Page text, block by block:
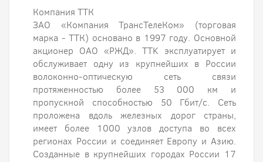
Компания ТТК
ЗАО «Компания ТрансТелеКом» (торговая
марка - ТТК) основано в 1997 году. Основной
акционер ОАО «РЖД». TTK эксплуатирует и
обслуживает одну из крупнейших в России
волоконно-оптическую сеть связи
протяженностью более 53 000 км и
пропускной способностью 50 Гбит/с. Сеть
проложена вдоль железных дорог страны,
имеет более 1000 узлов доступа во всех
регионах России и соединяет Европу и Азию.
Созданные в крупнейших городах России 17